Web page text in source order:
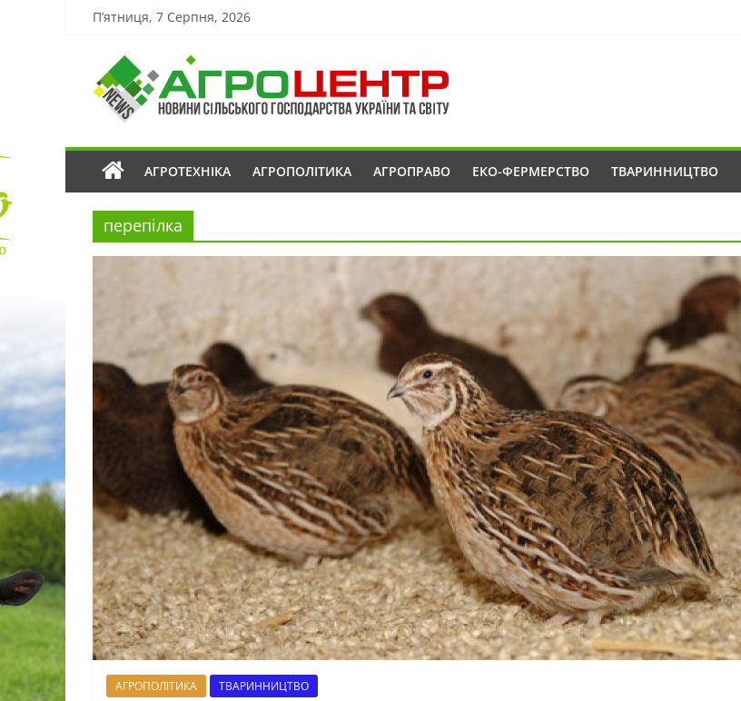
П’ятниця, 7 Серпня, 2026
АГРОТЕХНІКА АГРОПОЛІТИКА АГРОПРАВО ЕКО-ФЕРМЕРСТВО ТВАРИННИЦТВО
перепілка
АГРОПОЛІТИКА ТВАРИННИЦТВО